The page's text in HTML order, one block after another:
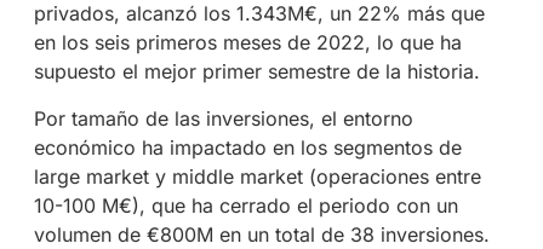
privados, alcanzó los 1.343M€, un 22% más que
en los seis primeros meses de 2022, lo que ha
supuesto el mejor primer semestre de la historia.
Por tamaño de las inversiones, el entorno
económico ha impactado en los segmentos de
large market y middle market (operaciones entre
10-100 M€), que ha cerrado el periodo con un
volumen de €800M en un total de 38 inversiones.